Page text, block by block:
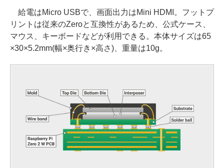
給電はMicro USBで、画面出力はMini HDMI。フットプ
リントは従来のZeroと互換性があるため、公式ケース、
マウス、キーボードなどが利用できる。本体サイズは65
×30×5.2mm(幅×奥行き×高さ)、重量は10g。